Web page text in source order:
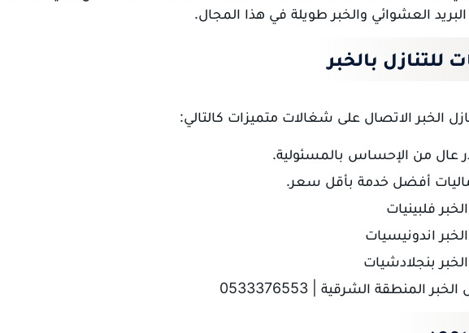
العشوائي والخبر طويلة في هذا المجال.
للتنازل بالخبر
الخبر الاتصال على شغالات متميزات كالتالي:
عال من الإحساس بالمسئولية.
أفضل خدمة بأقل سعر.
فلبينيات
اندونيسيات
بنجلادشيات
المنطقة الشرقية | 0533376553